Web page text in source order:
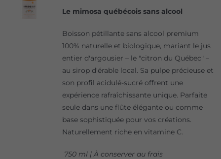
Le mimosa québécois sans alcool
Boisson pétillante sans alcool premium
100% naturelle et biologique, mariant le jus
entier d'argousier – le "citron du Québec" –
au sirop d'érable local. Sa pulpe précieuse et
son profil acidulé-sucré offrent une
expérience rafraîchissante unique. Parfaite
seule dans une flûte élégante ou comme
base sophistiquée pour vos créations.
Naturellement riche en vitamine C.
750 ml | À conserver au frais